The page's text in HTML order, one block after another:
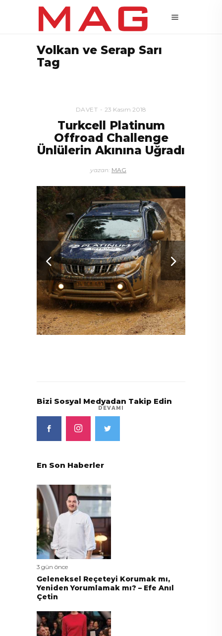
Volkan ve Serap Sarı
Tag
DAVET 23 Kasım 2018
Turkcell Platinum
Offroad Challenge
Ünlülerin Akınına Uğradı
yazan: MAG
DEVAMI
Bizi Sosyal Medyadan Takip Edin
En Son Haberler
3 gün önce
Geleneksel Reçeteyi Korumak mı,
Yeniden Yorumlamak mı? – Efe Anıl
Çetin